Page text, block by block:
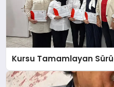
Kursu Tamamlayan